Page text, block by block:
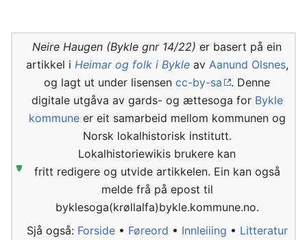
Neire Haugen (Bykle gnr 14/22) er basert på ein
artikkel i Heimar og folk i Bykleav Aanund Olsnes,
og lagt ut under lisensen cc-by-sa
. Denne
digitale utgåva av gards- og ættesoga for Bykle
kommuneer eit samarbeid mellom kommunen og
Norsk lokalhistorisk institutt.
Lokalhistoriewikis brukere kan
fritt redigere og utvide artikkelen. Ein kan også
melde frå på epost til
byklesoga(krøllalfa)bykle.kommune.no.
Sjå også: Forside• Føreord • Innleiiing • Litteratur